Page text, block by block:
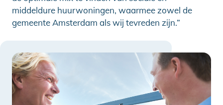
middeldure huurwoningen, waarmee zowel de
gemeente Amsterdam als wij tevreden zijn.”